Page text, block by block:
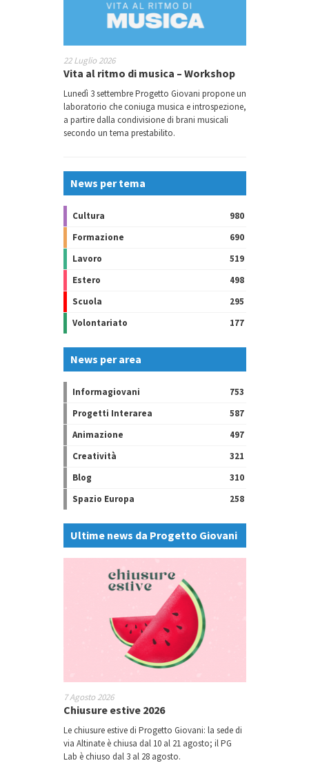
22 Luglio 2026
Vita al ritmo di musica – Workshop
Lunedì 3 settembre Progetto Giovani propone un
laboratorio che coniuga musica e introspezione,
a partire dalla condivisione di brani musicali
secondo un tema prestabilito.
News per tema
Cultura
980
Formazione
690
Lavoro
519
Estero
498
Scuola
295
Volontariato
177
News per area
Informagiovani
753
Progetti Interarea
587
Animazione
497
Creatività
321
Blog
310
Spazio Europa
258
Ultime news da Progetto Giovani
7 Agosto 2026
Chiusure estive 2026
Le chiusure estive di Progetto Giovani: la sede di
via Altinate è chiusa dal 10 al 21 agosto; il PG
Lab è chiuso dal 3 al 28 agosto.